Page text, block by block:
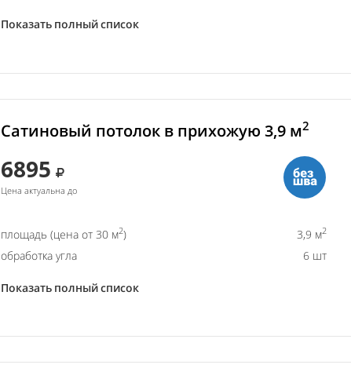
Показать полный список
Сатиновый потолок в прихожую 3,9 м2
6895
Цена актуальна до
площадь (цена от 30 м2) 3,9 м2
обработка угла 6 шт
Показать полный список